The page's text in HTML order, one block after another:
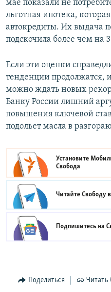
мае показали не
льготная ипотека,
автокредиты. Их выдача
подскочила более чем на
Если эти оценки
тенденции продолжатся,
можно ждать новых
Банку России лишний
повышения ключевой
подольет масла в
Установите
Свобода
Читайте Свободу
Подпишитесь на
Поделиться Читать